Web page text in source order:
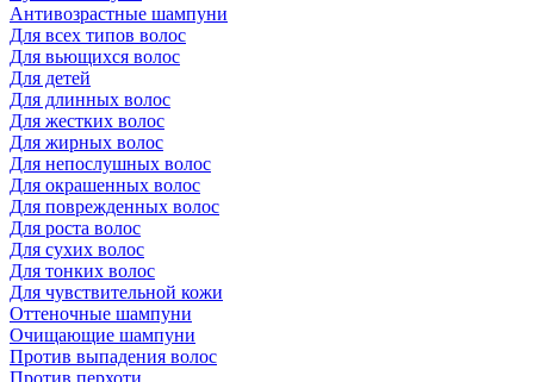
Антивозрастные шампуни
Для всех типов волос
Для вьющихся волос
Для детей
Для длинных волос
Для жестких волос
Для жирных волос
Для непослушных волос
Для окрашенных волос
Для поврежденных волос
Для роста волос
Для сухих волос
Для тонких волос
Для чувствительной кожи
Оттеночные шампуни
Очищающие шампуни
Против выпадения волос
Против перхоти